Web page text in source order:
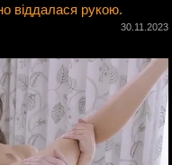
віддалася рукою.
30.11.2023